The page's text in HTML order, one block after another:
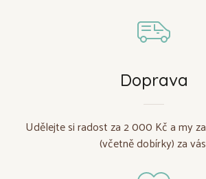
Doprava
Udělejte si radost za 2 000 Kč a my
(včetně dobírky) za